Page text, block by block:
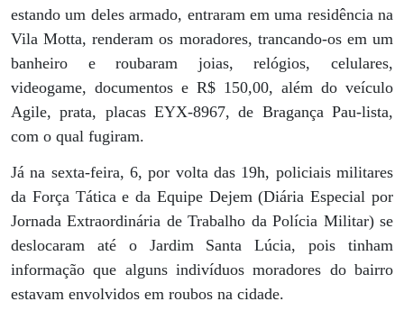
estando um deles armado, entraram em uma residência na
Vila Motta, renderam os moradores, trancando-os em um
banheiro e roubaram joias, relógios, celulares,
videogame, documentos e R$ 150,00, além do veículo
Agile, prata, placas EYX-8967, de Bragança Pau-lista,
com o qual fugiram.
Já na sexta-feira, 6, por volta das 19h, policiais militares
da Força Tática e da Equipe Dejem (Diária Especial por
Jornada Extraordinária de Trabalho da Polícia Militar) se
deslocaram até o Jardim Santa Lúcia, pois tinham
informação que alguns indivíduos moradores do bairro
estavam envolvidos em roubos na cidade.